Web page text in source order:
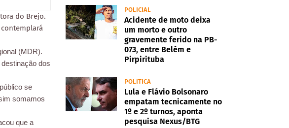
do Brejo.
(MDR).
dos
se
somamos
que a
POLICIAL
Acidente de moto deixa
um morto e outro
gravemente ferido na PB-
073, entre Belém e
Pirpirituba
POLITICA
Lula e Flávio Bolsonaro
empatam tecnicamente no
1º e 2º turnos, aponta
pesquisa Nexus/BTG